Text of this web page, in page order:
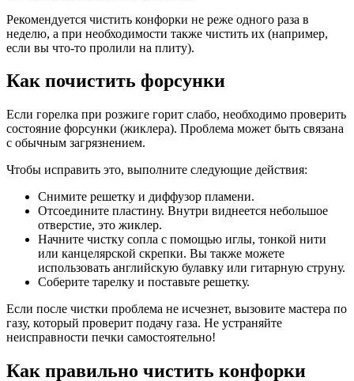
Рекомендуется чистить конфорки не реже одного раза в
неделю, а при необходимости также чистить их (например,
если вы что-то пролили на плиту).
Как почистить форсунки
Если горелка при розжиге горит слабо, необходимо проверить
состояние форсунки (жиклера). Проблема может быть связана
с обычным загрязнением.
Чтобы исправить это, выполните следующие действия:
Снимите решетку и диффузор пламени.
Отсоедините пластину. Внутри виднеется небольшое
отверстие, это жиклер.
Начните чистку сопла с помощью иглы, тонкой нити
или канцелярской скрепки. Вы также можете
использовать английскую булавку или гитарную струну.
Соберите тарелку и поставьте решетку.
Если после чистки проблема не исчезнет, ​​вызовите мастера по
газу, который проверит подачу газа. Не устраняйте
неисправности печки самостоятельно!
Как правильно чистить конфорки